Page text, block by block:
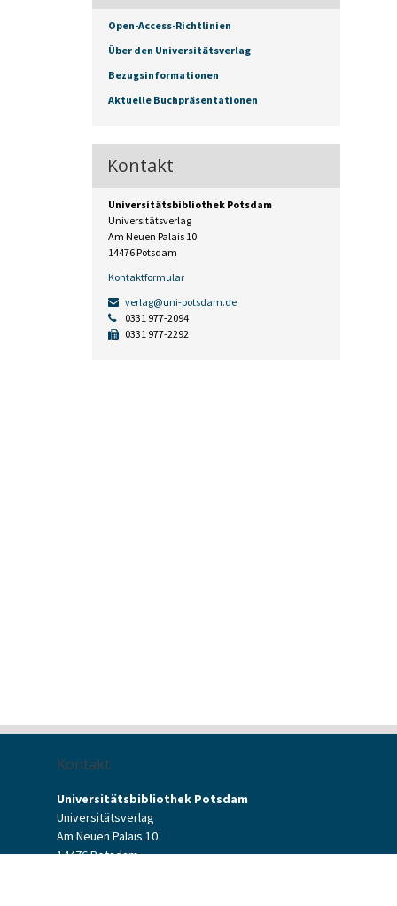
Open-Access-Richtlinien
Über den Universitätsverlag
Bezugsinformationen
Aktuelle Buchpräsentationen
Kontakt
Universitätsbibliothek Potsdam
Universitätsverlag
Am Neuen Palais 10
14476 Potsdam
Kontaktformular
verlag@uni-potsdam.de
0331 977-2094
0331 977-2292
Kontakt
Universitätsbibliothek Potsdam
Universitätsverlag
Am Neuen Palais 10
14476 Potsdam